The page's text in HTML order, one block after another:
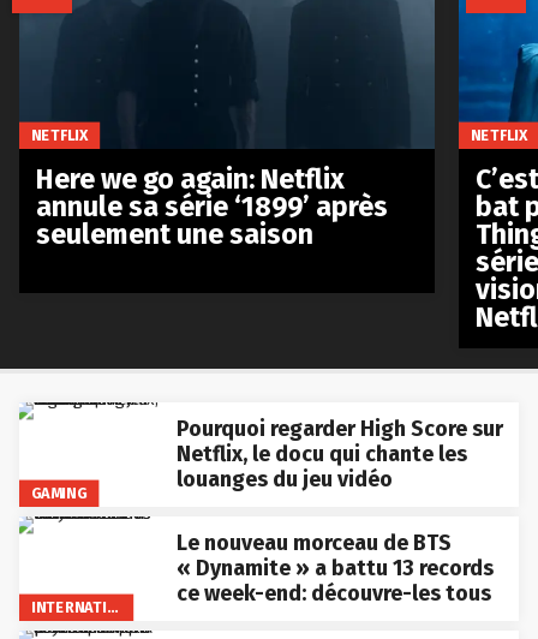
GAMING
Pourquoi regarder High Score sur
Netflix, le docu qui chante les
louanges du jeu vidéo
INTERNATIONAL
Le nouveau morceau de BTS
« Dynamite » a battu 13 records
ce week-end: découvre-les tous
NETFLIX
Here we go again: Netflix
annule sa série ‘1899’ après
seulement une saison
NETFLIX
bat